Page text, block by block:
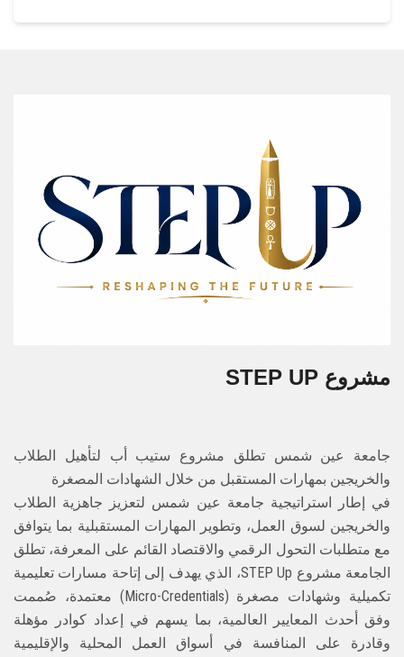
STEP UP مشروع
جامعة عين شمس تطلق مشروع ستيب أب لتأهيل الطلاب
والخريجين بمهارات المستقبل من خلال الشهادات المصغرة
في إطار استراتيجية جامعة عين شمس لتعزيز جاهزية الطلاب
والخريجين لسوق العمل، وتطوير المهارات المستقبلية بما يتوافق
مع متطلبات التحول الرقمي والاقتصاد القائم على المعرفة، تطلق
الجامعة مشروع STEP Up، الذي يهدف إلى إتاحة مسارات تعليمية
تكميلية وشهادات مصغرة (Micro-Credentials) معتمدة، صُممت
وفق أحدث المعايير العالمية، بما يسهم في إعداد كوادر مؤهلة
وقادرة على المنافسة في أسواق العمل المحلية والإقليمية